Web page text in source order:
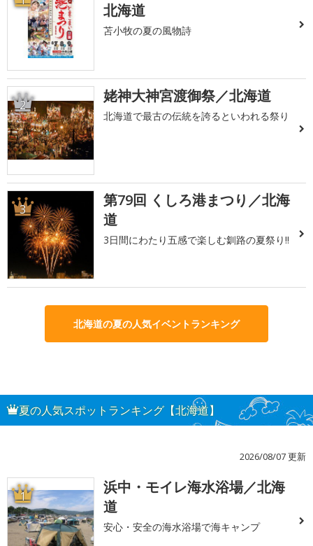
北海道
苫小牧の夏の風物詩
2 姥神大神宮渡御祭／北海道
北海道で最古の伝統を誇るといわれる祭り
3
第79回 くしろ港まつり／北海
道
3日間にわたり五感で楽しむ釧路の夏祭り!!
北海道の夏の人気イベントランキング
夏の人気スポットランキング【北海道】
2026/08/07 更新
1
浜中・モイレ海水浴場／北海
道
安心・安全の海水浴場で海キャンプ